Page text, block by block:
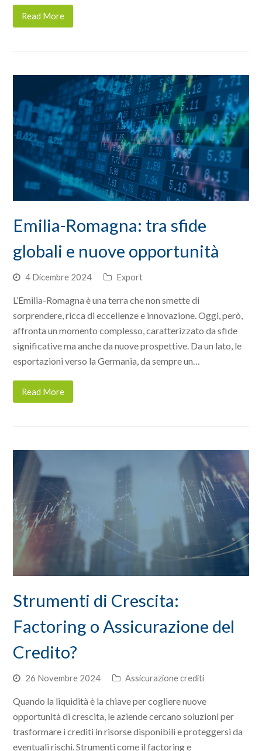
Read More
Emilia-Romagna: tra sfide
globali e nuove opportunità
4 Dicembre 2024 Export
L’Emilia-Romagna è una terra che non smette di
sorprendere, ricca di eccellenze e innovazione. Oggi, però,
affronta un momento complesso, caratterizzato da sfide
significative ma anche da nuove prospettive. Da un lato, le
esportazioni verso la Germania, da sempre un…
Read More
Strumenti di Crescita:
Factoring o Assicurazione del
Credito?
26 Novembre 2024 Assicurazione crediti
Quando la liquidità è la chiave per cogliere nuove
opportunità di crescita, le aziende cercano soluzioni per
trasformare i crediti in risorse disponibili e proteggersi da
eventuali rischi. Strumenti come il factoring e